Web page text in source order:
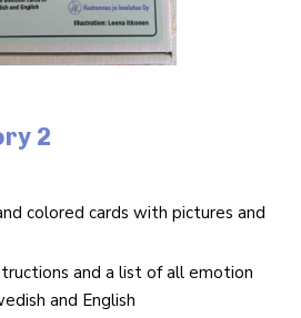
2
colored cards with pictures and
and a list of all emotion
and English